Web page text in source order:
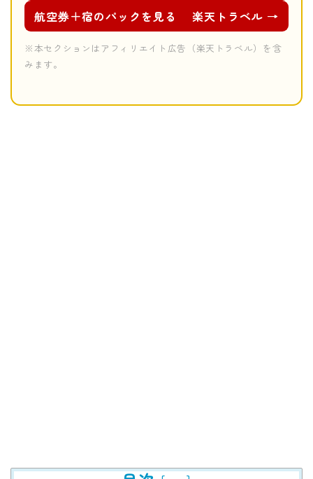
航空券＋宿のパックを見る
楽天トラベル →
※本セクションはアフィリエイト広告（楽天トラベル）を含
みます。